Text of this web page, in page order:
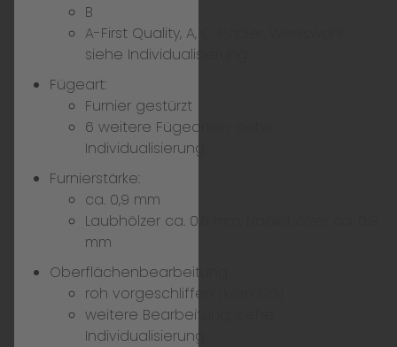
B
A-First Quality, A, C, Papier, Werkswahl:
siehe Individualisierung
Fügeart:
Furnier gestürzt
6 weitere Fügearten:
Individualisierung
Furnierstärke:
ca. 0,9 mm
Laubhölzer ca. 0,6 mm, Nadelhölzer ca. 0,9
mm
Oberflächenbearbeitung:
roh vorgeschliffen (Korn 120)
weitere Bearbeitung:
Individualisierung